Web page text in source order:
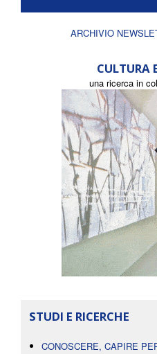
ARCHIVIO
CULTURA
una ricerca in
STUDI E RICERCHE
CONOSCERE, CAPIRE